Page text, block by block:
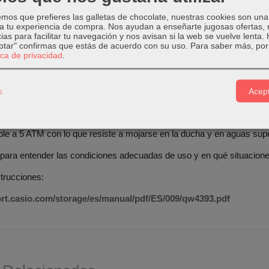
Pulsera Tipo de Cierre Tipo de
Inoxidable
fabricado en acero inoxidable y el cristal que tiene es mineral,
a 5 ATM con lo que resiste a mojarse en la ducha y en aguas
entender las condiciones adecuadas de uso y en qué
storage/es/manual/pdf/ES/009/qw4393.pdf
que prefieres las galletas de chocolate, nuestras cookies son
tu experiencia de compra. Nos ayudan a enseñarte jugosas ofertas,
para facilitar tu navegación y nos avisan si la web se vuelve lenta.
confirmas que estás de acuerdo con su uso. Para saber más,
de privacidad